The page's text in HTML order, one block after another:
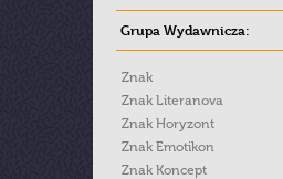
Grupa Wydawnicza:
Znak
Znak Literanova
Znak Horyzont
Znak Emotikon
Znak Koncept